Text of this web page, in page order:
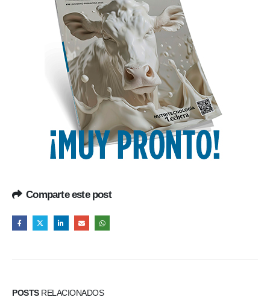
Comparte este post
POSTSRELACIONADOS